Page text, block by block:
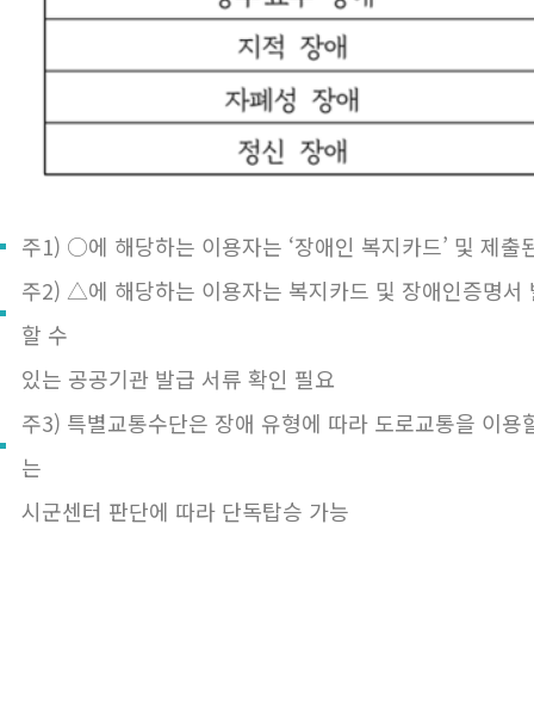
주1) ○에 해당하는 이용자는 ‘장애인 복지카드’ 및 제
주2) △에 해당하는 이용자는 복지카드 및 장애인증명서
할 수
있는 공공기관 발급 서류 확인 필요
주3) 특별교통수단은 장애 유형에 따라 도로교통을 이
는
시군센터 판단에 따라 단독탑승 가능